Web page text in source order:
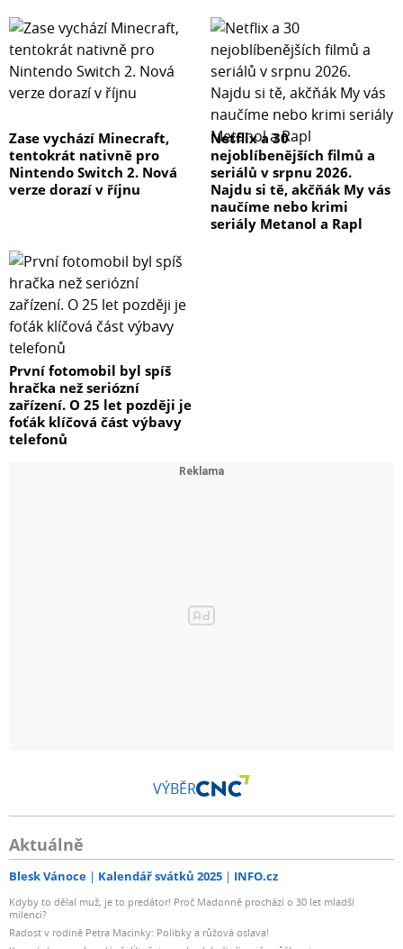
Zase vychází Minecraft,
tentokrát nativně pro
Nintendo Switch 2. Nová
verze dorazí v říjnu
Netflix a 30
nejoblíbenějších filmů a
seriálů v srpnu 2026.
Najdu si tě, akčňák My vás
naučíme nebo krimi
seriály Metanol a Rapl
První fotomobil byl spíš
hračka než seriózní
zařízení. O 25 let později je
foťák klíčová část výbavy
telefonů
VÝBĚR
Aktuálně
Blesk Vánoce Kalendář svátků 2025 INFO.cz
Kdyby to dělal muž, je to predátor! Proč Madonně prochází o 30 let mladší
milenci?
Radost v rodině Petra Macinky: Polibky a růžová oslava!